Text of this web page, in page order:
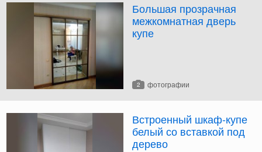
Большая прозрачная
межкомнатная дверь
купе
2 фотографии
Встроенный шкаф-купе
белый со вставкой под
дерево